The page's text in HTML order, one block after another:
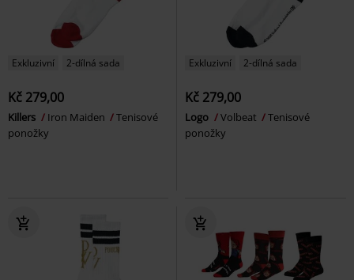
Exkluzivní 2-dílná sada
Kč 279,00
Killers Iron Maiden
Tenisové
ponožky
Exkluzivní 2-dílná sada
Kč 279,00
Logo Volbeat
Tenisové
ponožky